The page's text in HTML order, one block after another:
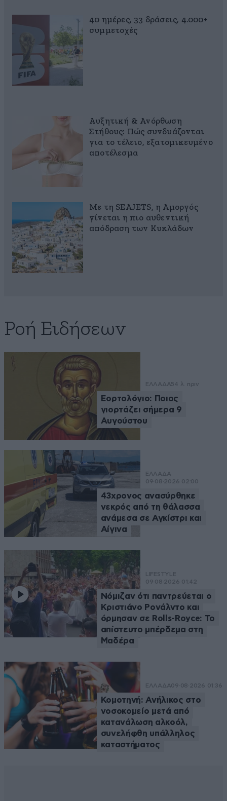
40 ημέρες, 33 δράσεις, 4.000+
συμμετοχές
Αυξητική & Ανόρθωση
Στήθους: Πώς συνδυάζονται
για το τέλειο, εξατομικευμένο
αποτέλεσμα
Με τη SEAJETS, η Αμοργός
γίνεται η πιο αυθεντική
απόδραση των Κυκλάδων
Ροή Ειδήσεων
ΕΛΛΑΔΑ54 λ. πριν
Εορτολόγιο: Ποιος
γιορτάζει σήμερα 9
Αυγούστου
ΕΛΛΑΔΑ
09·08·2026 02:00
43χρονος ανασύρθηκε
νεκρός από τη θάλασσα
ανάμεσα σε Αγκίστρι και
Αίγινα
LIFESTYLE
09·08·2026 01:42
Νόμιζαν ότι παντρεύεται ο
Κριστιάνο Ρονάλντο και
όρμησαν σε Rolls-Royce: Το
απίστευτο μπέρδεμα στη
Μαδέρα
ΕΛΛΑΔΑ09·08·2026 01:36
Κομοτηνή: Ανήλικος στο
νοσοκομείο μετά από
κατανάλωση αλκοόλ,
συνελήφθη υπάλληλος
καταστήματος